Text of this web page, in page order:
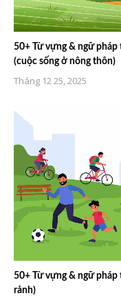
50+ Từ vựng & ngữ
(cuộc sống ở nông thôn)
Tháng 12 25, 2025
50+ Từ vựng & ngữ
rảnh)